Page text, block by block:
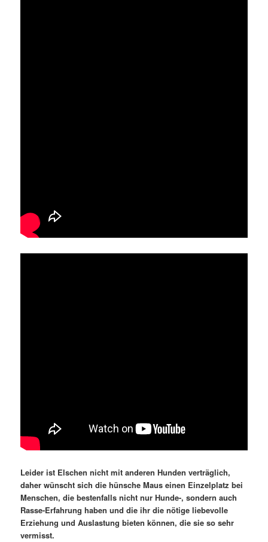
Leider ist Elschen nicht mit anderen Hunden verträglich,
daher wünscht sich die hünsche Maus einen Einzelplatz bei
Menschen, die bestenfalls nicht nur Hunde-, sondern auch
Rasse-Erfahrung haben und die ihr die nötige liebevolle
Erziehung und Auslastung bieten können, die sie so sehr
vermisst.